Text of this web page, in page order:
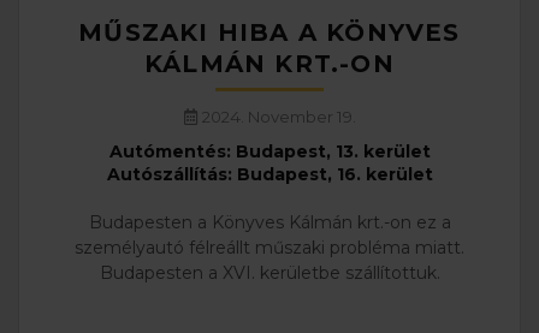
MŰSZAKI HIBA A KÖNYVES
KÁLMÁN KRT.-ON
2024. November 19.
Autómentés: Budapest, 13. kerület
Autószállítás: Budapest, 16. kerület
Budapesten a Könyves Kálmán krt.-on ez a
személyautó félreállt műszaki probléma miatt.
Budapesten a XVI. kerületbe szállítottuk.